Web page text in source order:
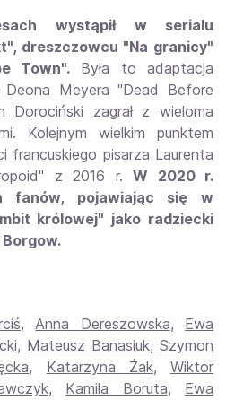
wystąpił w serialu
dreszczowcu "Na granicy"
Town". Była to adaptacja
Deona Meyera "Dead Before
zagrał z wieloma
Kolejnym wielkim punktem
francuskiego pisarza Laurenta
z 2016 r. W 2020 r.
fanów, pojawiając się w
królowej" jako radziecki
,Anna Dereszowska, Ewa
, Mateusz Banasiuk, Szymon
, Katarzyna Żak,Wiktor
, Kamila Boruta, Ewa